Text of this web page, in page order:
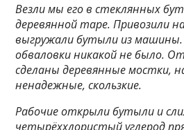
Везли мы его в стеклянных
деревянной таре. Привозили
выгружали бутыли из
обваловки никакой не было.
сделаны деревянные мостки,
ненадежные, скользкие.
Рабочие открыли бутыли и
четырёххлористый углерод